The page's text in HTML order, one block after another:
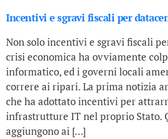
Incentivi e sgravi fiscali per
Non solo incentivi e sgravi fiscali
crisi economica ha ovviamente
informatico, ed i governi locali
correre ai ripari. La prima notizia
che ha adottato incentivi per
infrastrutture IT nel proprio Stato.
aggiungono ai […]